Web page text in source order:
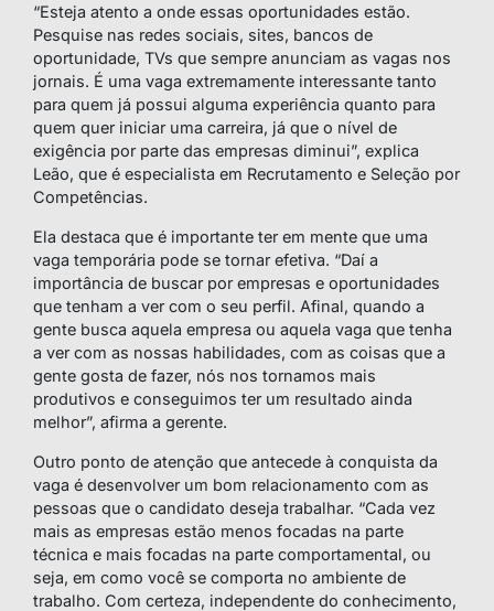
“Esteja atento a onde essas oportunidades estão.
Pesquise nas redes sociais, sites, bancos de
oportunidade, TVs que sempre anunciam as vagas nos
jornais. É uma vaga extremamente interessante tanto
para quem já possui alguma experiência quanto para
quem quer iniciar uma carreira, já que o nível de
exigência por parte das empresas diminui”, explica
Leão, que é especialista em Recrutamento e Seleção por
Competências.
Ela destaca que é importante ter em mente que uma
vaga temporária pode se tornar efetiva. “Daí a
importância de buscar por empresas e oportunidades
que tenham a ver com o seu perfil. Afinal, quando a
gente busca aquela empresa ou aquela vaga que tenha
a ver com as nossas habilidades, com as coisas que a
gente gosta de fazer, nós nos tornamos mais
produtivos e conseguimos ter um resultado ainda
melhor”, afirma a gerente.
Outro ponto de atenção que antecede à conquista da
vaga é desenvolver um bom relacionamento com as
pessoas que o candidato deseja trabalhar. “Cada vez
mais as empresas estão menos focadas na parte
técnica e mais focadas na parte comportamental, ou
seja, em como você se comporta no ambiente de
trabalho. Com certeza, independente do conhecimento,